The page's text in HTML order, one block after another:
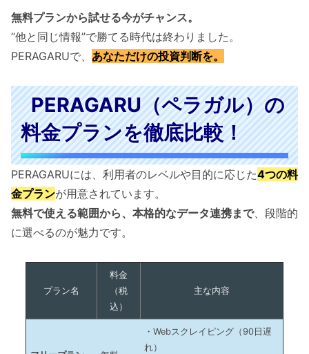
無料プランから試せる今がチャンス。
“他と同じ情報”で勝てる時代は終わりました。
PERAGARUで、 あなただけの投資判断を。
PERAGARU（ペラガル）の
料金プランを徹底比較！
PERAGARUには、利用者のレベルや目的に応じた4つの料
金プランが用意されています。
無料で使える範囲から、本格的なデータ連携まで、段階的
に選べるのが魅力です。
プラン名
料金
（税
込）
主な内容
・Webスクレイピング（90日遅
れ）